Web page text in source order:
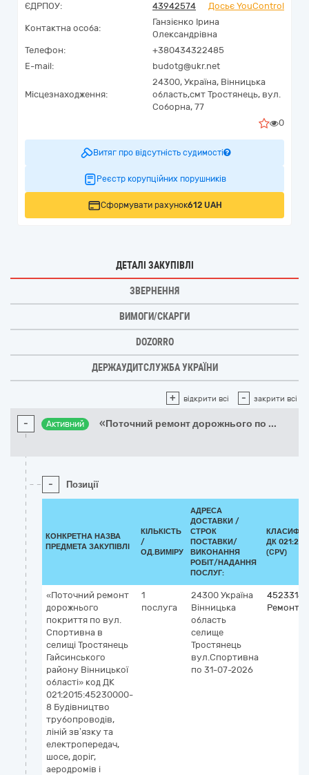
ЄДРПОУ:
43942574 Досьє YouControl
Контактна особа:
Ганзієнко Ірина
Олександрівна
Телефон:
+380434322485
E-mail:
budotg@ukr.net
Місцезнаходження:
24300, Україна, Вінницька
область,смт Тростянець, вул.
Соборна, 77
0
Витяг про відсутність судимості
Реєстр корупційних порушників
Сформувати рахунок612 UAH
ДЕТАЛІ ЗАКУПІВЛІ
ЗВЕРНЕННЯ
ВИМОГИ/СКАРГИ
DOZORRO
ДЕРЖАУДИТСЛУЖБА УКРАЇНИ
+ відкрити всі - закрити всі
- Активний «Поточний ремонт дорожнього по ...
- Позиції
КОНКРЕТНА НАЗВА
ПРЕДМЕТА ЗАКУПІВЛІ
КІЛЬКІСТЬ
/
ОД.ВИМІРУ
АДРЕСА
ДОСТАВКИ /
СТРОК
ПОСТАВКИ/
ВИКОНАННЯ
РОБІТ/НАДАННЯ
ПОСЛУГ:
ДК
(CPV)
«Поточний ремонт
дорожнього
покриття по вул.
Спортивна в
селищі Тростянець
Гайсинського
району Вінницької
області» код ДК
021:2015:45230000-
8 Будівництво
трубопроводів,
ліній зв’язку та
електропередач,
шосе, доріг,
аеродромів і
1
послуга
24300 Україна
Вінницька
область
селище
Тростянець
вул.Спортивна
по 31-07-2026
Ремонт